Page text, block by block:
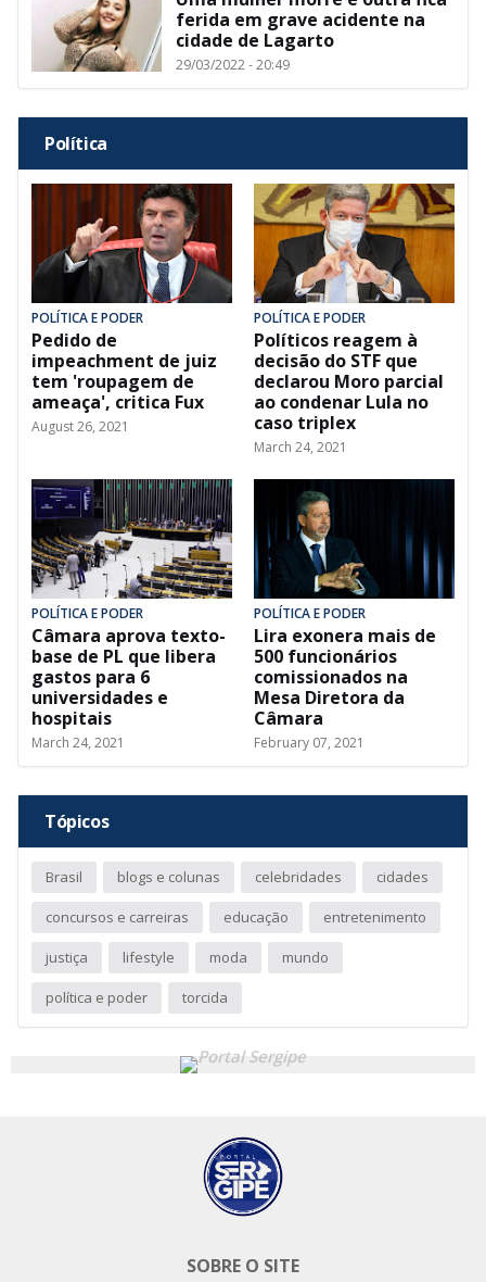
ferida em grave acidente na
cidade de Lagarto
29/03/2022 - 20:49
Política
POLÍTICA E PODER
Pedido de
impeachment de juiz
tem 'roupagem de
ameaça', critica Fux
August 26, 2021
POLÍTICA E PODER
Políticos reagem à
decisão do STF que
declarou Moro parcial
ao condenar Lula no
caso triplex
March 24, 2021
POLÍTICA E PODER
Câmara aprova texto-
base de PL que libera
gastos para 6
universidades e
hospitais
March 24, 2021
POLÍTICA E PODER
Lira exonera mais de
500 funcionários
comissionados na
Mesa Diretora da
Câmara
February 07, 2021
Tópicos
Brasil blogs e colunas celebridades cidades
concursos e carreiras educação entretenimento
justiça lifestyle moda mundo
política e poder torcida
SOBRE O SITE